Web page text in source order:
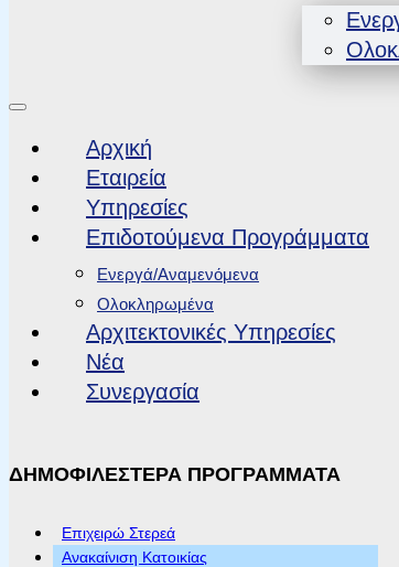
Αρχική
Εταιρεία
Υπηρεσίες
Επιδοτούμενα Προγράμματα
Ενεργά/Αναμενόμενα
Ολοκληρωμένα
Αρχιτεκτονικές Υπηρεσίες
Νέα
Συνεργασία
ΔΗΜΟΦΙΛΕΣΤΕΡΑ ΠΡΟΓΡΑΜΜΑΤΑ
Επιχειρώ Στερεά
Ανακαίνιση Κατοικίας